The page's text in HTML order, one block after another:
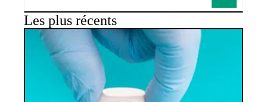
Les plus récents